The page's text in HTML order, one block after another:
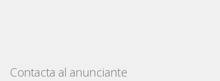
Contacta al anunciante